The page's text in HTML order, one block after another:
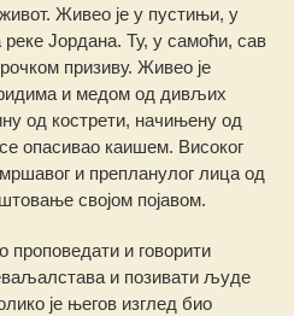
Живео је у пустињи, у
Јордана. Ту, у самоћи, сав
призиву. Живео је
и медом од дивљих
од кострети, начињену од
опасивао каишем. Високог
и препланулог лица од
својом појавом.
проповедати и говорити
и позивати људе
је његов изглед био